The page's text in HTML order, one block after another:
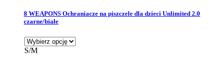
wariantów.
wybrać
na
8 WEAPONS Ochraniacze na piszczele dla dzieci Unlimited 2.0
czarne/białe
S/M